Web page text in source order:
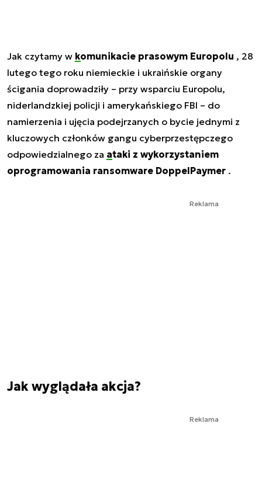
Jak czytamy w komunikacie prasowym Europolu , 28
lutego tego roku niemieckie i ukraińskie organy
ścigania doprowadziły – przy wsparciu Europolu,
niderlandzkiej policji i amerykańskiego FBI – do
namierzenia i ujęcia podejrzanych o bycie jednymi z
kluczowych członków gangu cyberprzestępczego
odpowiedzialnego za ataki z wykorzystaniem
oprogramowania ransomware DoppelPaymer .
Reklama
Jak wyglądała akcja?
Reklama